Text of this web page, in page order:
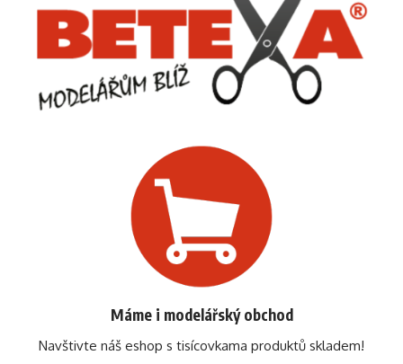
Máme i modelářský obchod
Navštivte náš eshop s tisícovkama produktů skladem!